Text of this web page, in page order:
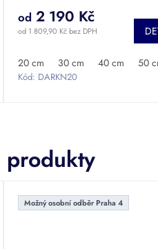
od 1 809,90 Kč bez DPH
od 2 190 Kč
20 cm 30 cm 40 cm 50
Kód: DARKN20
produkty
Možný osobní odběr Praha 4